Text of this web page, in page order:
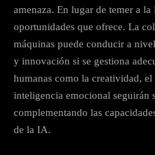
amenaza. En lugar de temer a
oportunidades que ofrece. La
máquinas puede conducir a
y innovación si se gestiona
humanas como la creatividad,
inteligencia emocional seguirán
complementando las
de la IA.